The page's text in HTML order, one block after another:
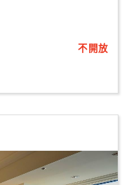
不開放